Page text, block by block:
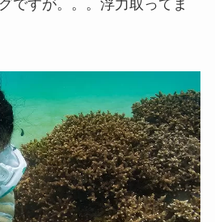
ですが。。。浮力取ってま